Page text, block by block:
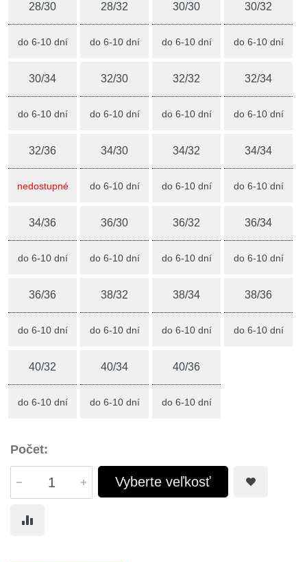
28/30
do 6-10 dní
28/32
do 6-10 dní
30/30
do 6-10 dní
30/32
do 6-10 dní
30/34
do 6-10 dní
32/30
do 6-10 dní
32/32
do 6-10 dní
32/34
do 6-10 dní
32/36
nedostupné
34/30
do 6-10 dní
34/32
do 6-10 dní
34/34
do 6-10 dní
34/36
do 6-10 dní
36/30
do 6-10 dní
36/32
do 6-10 dní
36/34
do 6-10 dní
36/36
do 6-10 dní
38/32
do 6-10 dní
38/34
do 6-10 dní
38/36
do 6-10 dní
40/32
do 6-10 dní
40/34
do 6-10 dní
40/36
do 6-10 dní
Počet:
Vyberte veľkosť